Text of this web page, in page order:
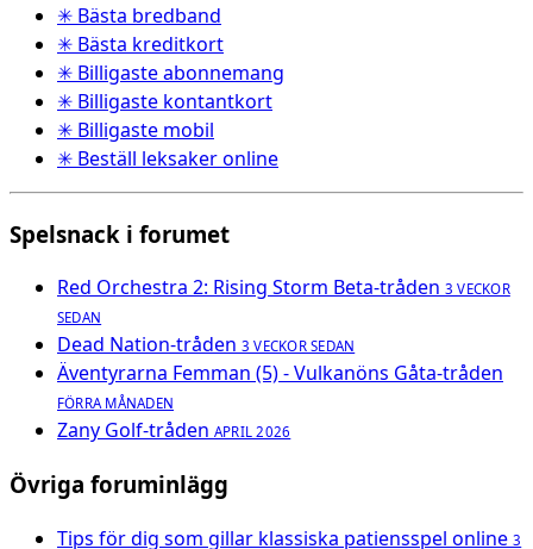
✳ Bästa bredband
✳ Bästa kreditkort
✳ Billigaste abonnemang
✳ Billigaste kontantkort
✳ Billigaste mobil
✳ Beställ leksaker online
Spelsnack i forumet
Red Orchestra 2: Rising Storm Beta-tråden 3 VECKOR
SEDAN
Dead Nation-tråden 3 VECKOR SEDAN
Äventyrarna Femman (5) - Vulkanöns Gåta-tråden
FÖRRA MÅNADEN
Zany Golf-tråden APRIL 2026
Övriga foruminlägg
Tips för dig som gillar klassiska patiensspel online 3